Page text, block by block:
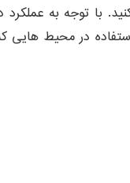
با توجه به
در محیط هایی که